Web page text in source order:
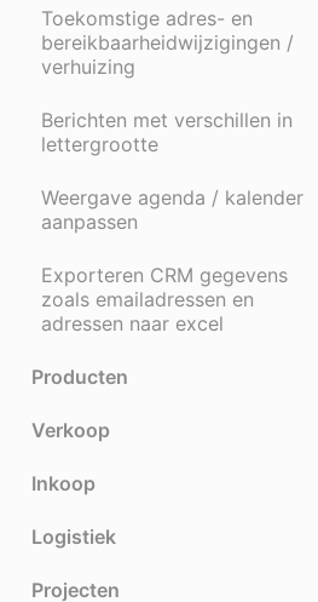
Toekomstige adres- en
bereikbaarheidwijzigingen /
verhuizing
Berichten met verschillen in
lettergrootte
Weergave agenda / kalender
aanpassen
Exporteren CRM gegevens
zoals emailadressen en
adressen naar excel
Producten
Verkoop
Inkoop
Logistiek
Projecten